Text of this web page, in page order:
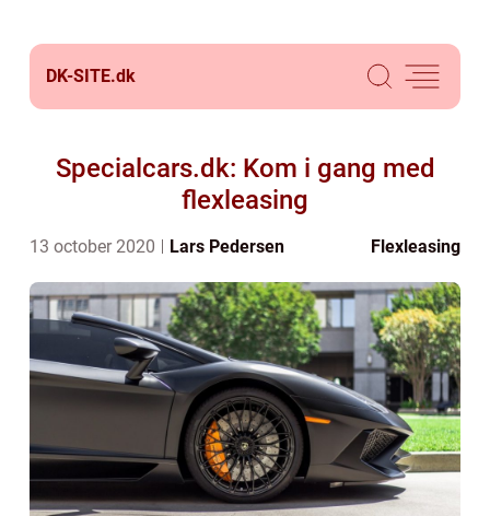
DK-SITE.dk
Specialcars.dk: Kom i gang med
flexleasing
13 october 2020 Lars Pedersen Flexleasing